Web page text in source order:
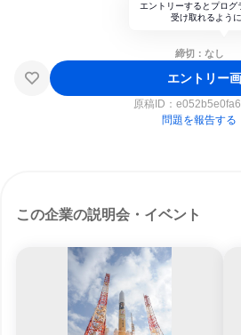
エントリーするとプログ
受け取れるよう
締切：なし
エントリー
原稿ID：
問題を報告する
この企業の説明会・イベント